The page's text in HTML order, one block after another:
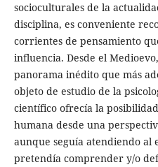
socioculturales de la
disciplina, es conveniente
corrientes de pensamiento
influencia. Desde el
panorama inédito que más
objeto de estudio de la
científico ofrecía la
humana desde una
aunque seguía atendiendo al
pretendía comprender y/o